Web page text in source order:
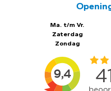
Ma. t/m Vr.
Zaterdag
Zondag